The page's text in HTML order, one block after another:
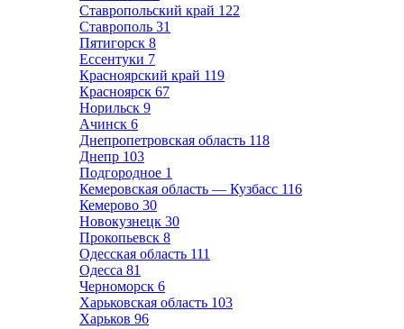
Ставропольский край 122
Ставрополь 31
Пятигорск 8
Ессентуки 7
Красноярский край 119
Красноярск 67
Норильск 9
Ачинск 6
Днепропетровская область 118
Днепр 103
Подгородное 1
Кемеровская область — Кузбасс 116
Кемерово 30
Новокузнецк 30
Прокопьевск 8
Одесская область 111
Одесса 81
Черноморск 6
Харьковская область 103
Харьков 96